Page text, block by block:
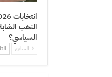
النخب
السياسي؟
السابق